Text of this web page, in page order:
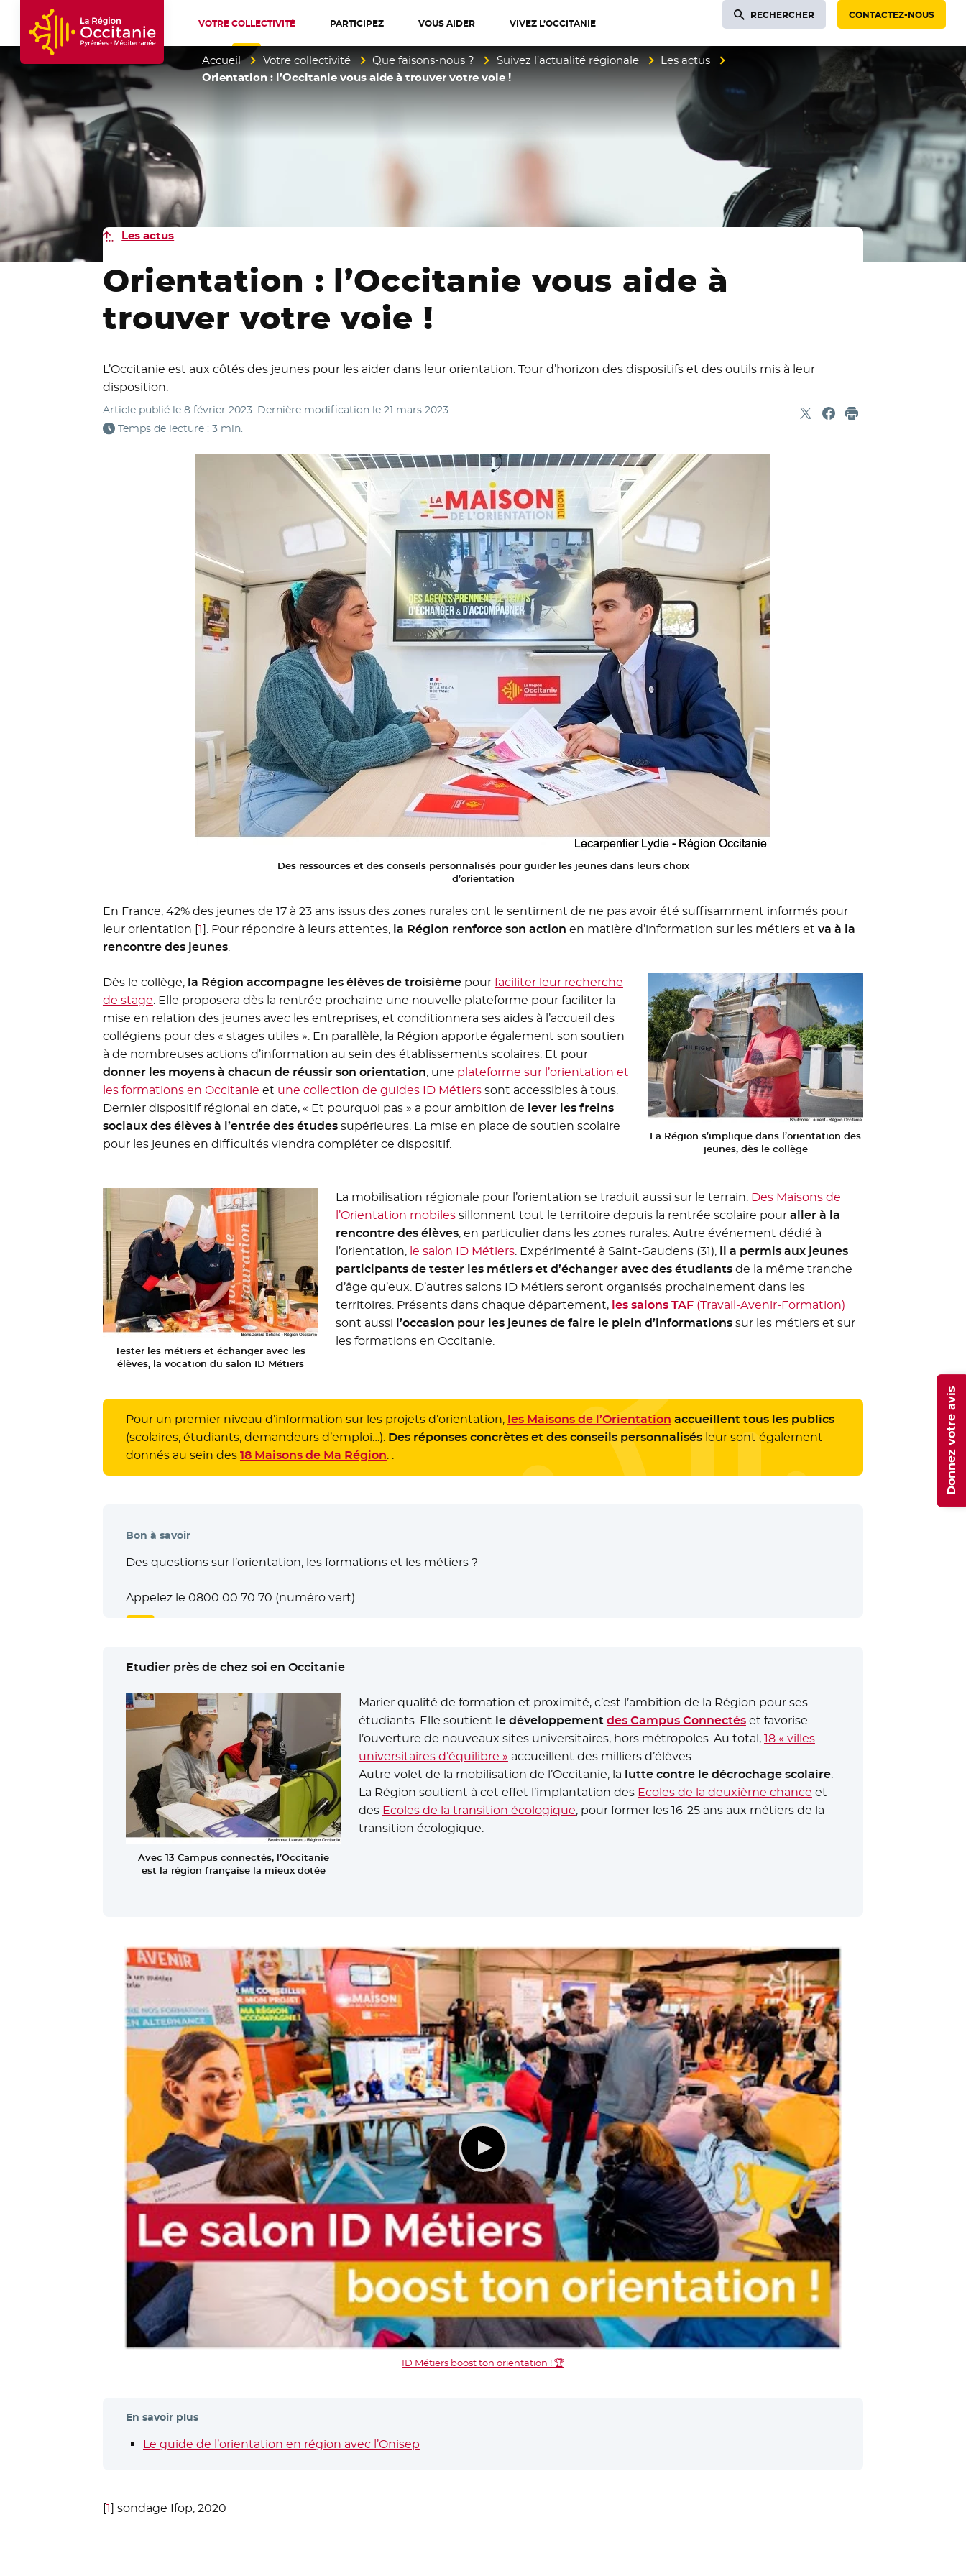
Accueil Région Occitanie / Pyrénées-Méditerranée
VOTRE COLLECTIVITÉ PARTICIPEZ VOUS AIDER VIVEZ L’OCCITANIE
RECHERCHER CONTACTEZ-NOUS
Accueil Votre collectivité Que faisons-nous ? Suivez l’actualité régionale
Les actus
Orientation : l’Occitanie vous aide à trouver votre voie !
Les actus
Orientation : l’Occitanie vous aide à
trouver votre voie !
L’Occitanie est aux côtés des jeunes pour les aider dans leur orientation. Tour d’horizon des dispositifs et des outils mis à leur
disposition.
Article publié le 8 février 2023. Dernière modification le 21 mars 2023.
Temps de lecture : 3 min.
Partager sur X
- Nouvelle fenêtre
Partager sur Facebook
- Nouvelle fenêtre
Imprimer
Des ressources et des conseils personnalisés pour guider les jeunes dans leurs choix
d’orientation
En France, 42% des jeunes de 17 à 23 ans issus des zones rurales ont le sentiment de ne pas avoir été suffisamment informés pour
leur orientation [1] . Pour répondre à leurs attentes, la Région renforce son action en matière d’information sur les métiers et va à la
rencontre des jeunes.
La Région s’implique dans l’orientation des
jeunes, dès le collège
Dès le collège, la Région accompagne les élèves de troisièmepour faciliter leur recherche
de stage . Elle proposera dès la rentrée prochaine une nouvelle plateforme pour faciliter la
mise en relation des jeunes avec les entreprises, et conditionnera ses aides à l’accueil des
collégiens pour des « stages utiles ». En parallèle, la Région apporte également son soutien
à de nombreuses actions d’information au sein des établissements scolaires. Et pour
donner les moyens à chacun de réussir son orientation, une plateforme sur l’orientation et
les formations en Occitanie - Nouvelle fenêtre
et une collection de guides ID Métiers- Nouvelle fenêtre
sont accessibles à tous.
Dernier dispositif régional en date, « Et pourquoi pas » a pour ambition de lever les freins
sociaux des élèves à l’entrée des étudessupérieures. La mise en place de soutien scolaire
pour les jeunes en difficultés viendra compléter ce dispositif.
Tester les métiers et échanger avec les
élèves, la vocation du salon ID Métiers
La mobilisation régionale pour l’orientation se traduit aussi sur le terrain. Des Maisons de
l’Orientation mobilessillonnent tout le territoire depuis la rentrée scolaire pour aller à la
rencontre des élèves, en particulier dans les zones rurales. Autre événement dédié à
l’orientation, le salon ID Métiers. Expérimenté à Saint-Gaudens (31), il a permis aux jeunes
participants de tester les métiers et d’échanger avec des étudiantsde la même tranche
d’âge qu’eux. D’autres salons ID Métiers seront organisés prochainement dans les
territoires. Présents dans chaque département, les salons TAF(Travail-Avenir-Formation)
sont aussi l’occasion pour les jeunes de faire le plein d’informationssur les métiers et sur
les formations en Occitanie.
Pour un premier niveau d’information sur les projets d’orientation, les Maisons de l’Orientation accueillent tous les publics
(scolaires, étudiants, demandeurs d’emploi…). Des réponses concrètes et des conseils personnalisésleur sont également
donnés au sein des 18 Maisons de Ma Région
Bon à savoir
Des questions sur l’orientation, les formations et les métiers ?
Appelez le 0800 00 70 70 (numéro vert).
Etudier près de chez soi en Occitanie
Avec 13 Campus connectés, l’Occitanie
est la région française la mieux dotée
Marier qualité de formation et proximité, c’est l’ambition de la Région pour ses
étudiants. Elle soutient le développement des Campus Connectéset favorise
l’ouverture de nouveaux sites universitaires, hors métropoles. Au total, 18 « villes
universitaires d’équilibre » - Nouvelle fenêtre
accueillent des milliers d’élèves.
Autre volet de la mobilisation de l’Occitanie, la lutte contre le décrochage scolaire.
La Région soutient à cet effet l’implantation des Ecoles de la deuxième chance et
des Ecoles de la transition écologique, pour former les 16-25 ans aux métiers de la
transition écologique.
ID Métiers boost ton orientation ! 🏆
En savoir plus
Le guide de l’orientation en région avec l’Onisep
[1] sondage Ifop, 2020
Donnez votre avis